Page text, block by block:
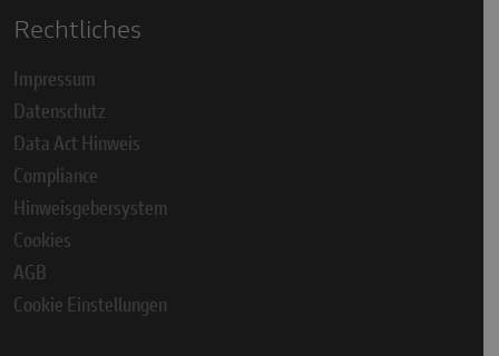
Rechtliches
Impressum
Datenschutz
Data Act Hinweis
Compliance
Hinweisgebersystem
Cookies
AGB
Cookie Einstellungen